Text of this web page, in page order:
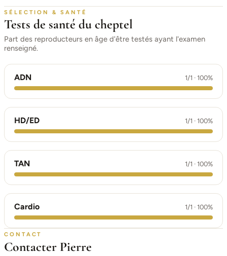
SÉLECTION & SANTÉ
Tests de santé du cheptel
Part des reproducteurs en âge d'être testés ayant l'examen
renseigné.
ADN 1/1 · 100%
HD/ED 1/1 · 100%
TAN 1/1 · 100%
Cardio 1/1 · 100%
CONTACT
Contacter Pierre